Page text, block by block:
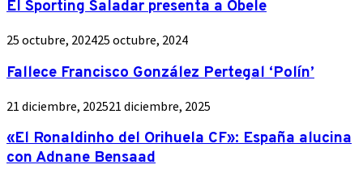
El Sporting Saladar presenta a Obele
25 octubre, 202425 octubre, 2024
Fallece Francisco González Pertegal ‘Polín’
21 diciembre, 202521 diciembre, 2025
«El Ronaldinho del Orihuela CF»: España alucina
con Adnane Bensaad